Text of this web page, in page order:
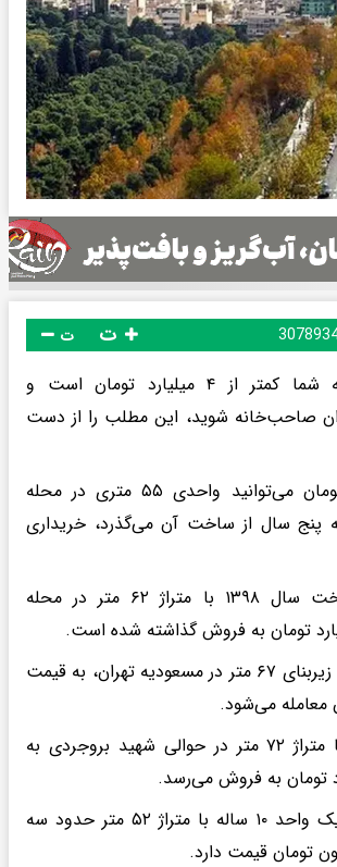
ت
اگر سقف سرمایه شما کمتر از ۴ میلیارد تومان است و
صاحب‌خانه شوید، این مطلب را از دست
با چهار میلیارد تومان می‌توانید واحدی ۵۵ متری در محله
پنج سال از ساخت آن می‌گذرد، خریداری
واحد دیگری ساخت سال ۱۳۹۸ با متراژ ۶۲ متر در محله
تومان به فروش گذاشته شده است.
یک واحد نوساز با زیربنای ۶۷ متر در مسعودیه تهران، به قیمت
معامله می‌شود.
آپارتمانی نوساز با متراژ ۷۲ متر در حوالی شهید بروجردی به
تومان به فروش می‌رسد.
در محله سبلان، یک واحد ۱۰ ساله با متراژ ۵۲ متر حدود سه